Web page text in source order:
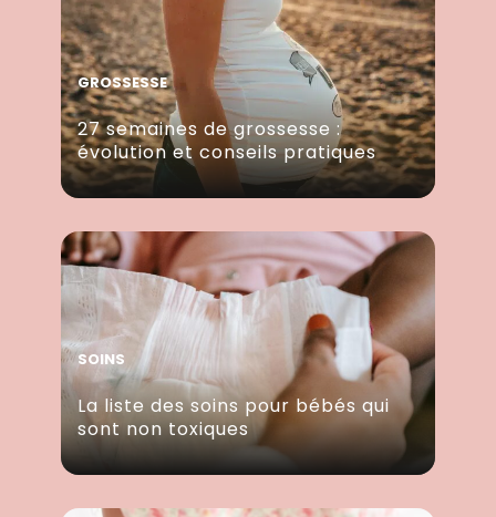
GROSSESSE
27 semaines de grossesse :
évolution et conseils pratiques
SOINS
La liste des soins pour bébés qui
sont non toxiques